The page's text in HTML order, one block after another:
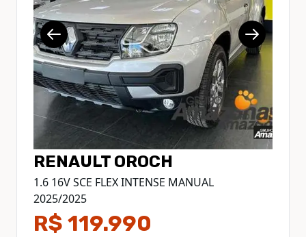
RENAULT OROCH
1.6 16V SCE FLEX INTENSE MANUAL
2025/2025
R$ 119.990